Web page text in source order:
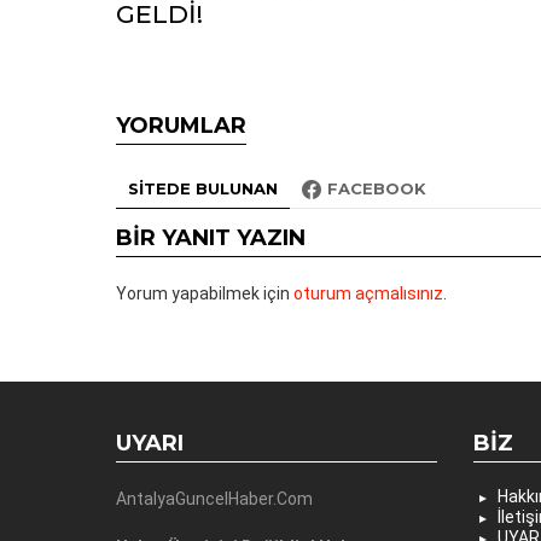
GELDİ!
YORUMLAR
SITEDE BULUNAN FACEBOOK
BIR YANIT YAZIN
Yorum yapabilmek için oturum açmalısınız
UYARI
AntalyaGuncelHaber.Com
BIZ